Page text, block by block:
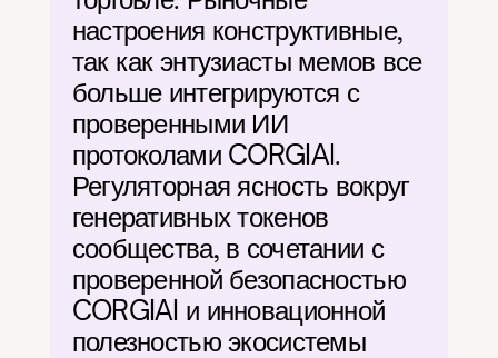
настроения конструктивные,
так как энтузиасты мемов все
больше интегрируются с
проверенными ИИ
протоколами CORGIAI.
Регуляторная ясность вокруг
генеративных токенов
сообщества, в сочетании с
проверенной безопасностью
CORGIAI и инновационной
полезностью экосистемы